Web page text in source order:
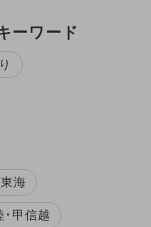
ーワード
東海
･甲信越